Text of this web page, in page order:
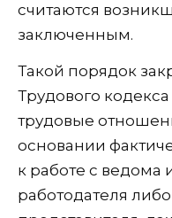
считаются
заключенным.
Такой порядок
Трудового
трудовые
основании
к работе с
работодателя